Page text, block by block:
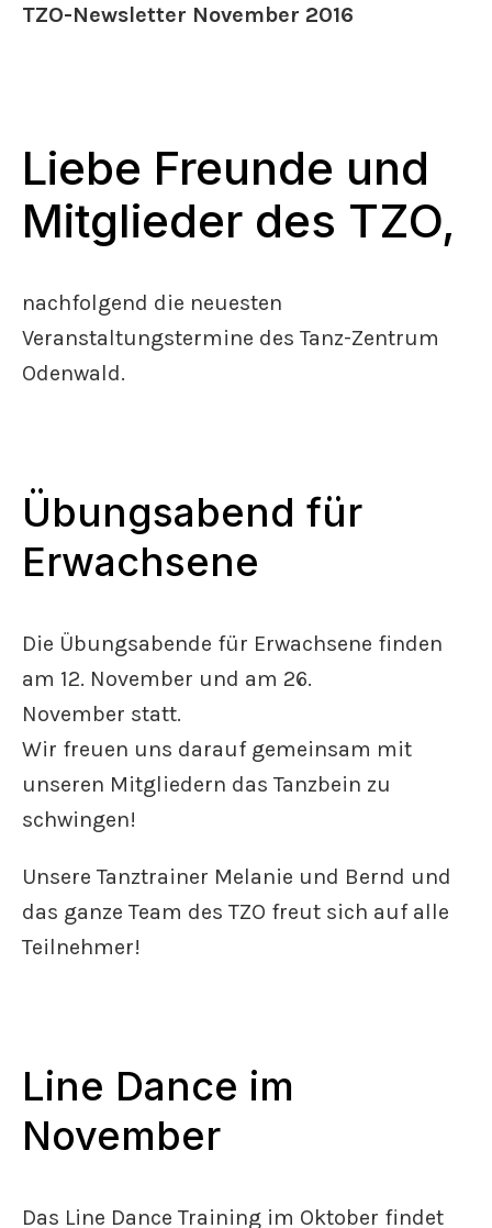
TZO-Newsletter November 2016
Liebe Freunde und
Mitglieder des TZO,
nachfolgend die neuesten
Veranstaltungstermine des Tanz-Zentrum
Odenwald.
Übungsabend für
Erwachsene
Die Übungsabende für Erwachsene finden
am 12. November und am 26.
November statt.
Wir freuen uns darauf gemeinsam mit
unseren Mitgliedern das Tanzbein zu
schwingen!
Unsere Tanztrainer Melanie und Bernd und
das ganze Team des TZO freut sich auf alle
Teilnehmer!
Line Dance im
November
Das Line Dance Training im Oktober findet